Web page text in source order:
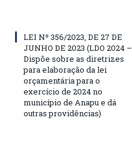
LEI Nº 356/2023, DE 27 DE
JUNHO DE 2023 (LDO 2024 –
Dispõe sobre as diretrizes
para elaboração da lei
orçamentária para o
exercício de 2024 no
município de Anapu e dá
outras providências)